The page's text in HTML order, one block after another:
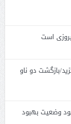
است
بازگشت دو ناو
وضعیت بهبود